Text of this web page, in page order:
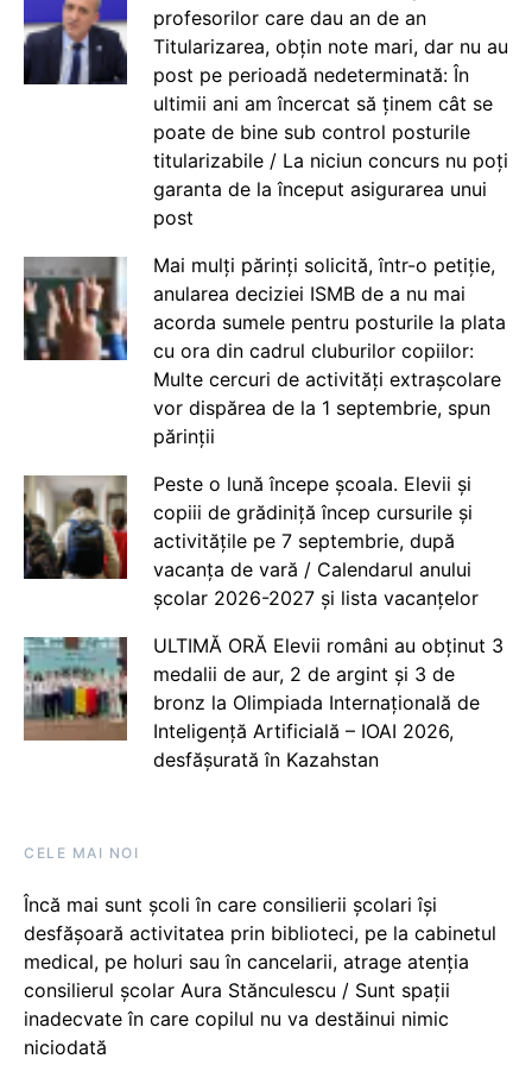
profesorilor care dau an de an
Titularizarea, obțin note mari, dar nu au
post pe perioadă nedeterminată: În
ultimii ani am încercat să ținem cât se
poate de bine sub control posturile
titularizabile / La niciun concurs nu poți
garanta de la început asigurarea unui
post
Mai mulți părinți solicită, într-o petiție,
anularea deciziei ISMB de a nu mai
acorda sumele pentru posturile la plata
cu ora din cadrul cluburilor copiilor:
Multe cercuri de activități extrașcolare
vor dispărea de la 1 septembrie, spun
părinții
Peste o lună începe școala. Elevii și
copiii de grădiniță încep cursurile și
activitățile pe 7 septembrie, după
vacanța de vară / Calendarul anului
școlar 2026-2027 și lista vacanțelor
ULTIMĂ ORĂ Elevii români au obținut 3
medalii de aur, 2 de argint și 3 de
bronz la Olimpiada Internațională de
Inteligență Artificială – IOAI 2026,
desfășurată în Kazahstan
CELE MAI NOI
Încă mai sunt școli în care consilierii școlari își
desfășoară activitatea prin biblioteci, pe la cabinetul
medical, pe holuri sau în cancelarii, atrage atenția
consilierul școlar Aura Stănculescu / Sunt spații
inadecvate în care copilul nu va destăinui nimic
niciodată